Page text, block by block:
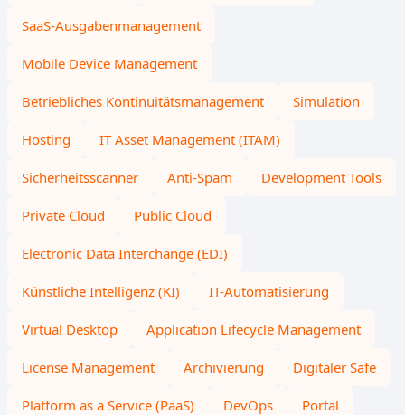
SaaS-Ausgabenmanagement
Mobile Device Management
Betriebliches Kontinuitätsmanagement Simulation
Hosting IT Asset Management (ITAM)
Sicherheitsscanner Anti-Spam Development Tools
Private Cloud Public Cloud
Electronic Data Interchange (EDI)
Künstliche Intelligenz (KI) IT-Automatisierung
Virtual Desktop Application Lifecycle Management
License Management Archivierung Digitaler Safe
Platform as a Service (PaaS) DevOps Portal